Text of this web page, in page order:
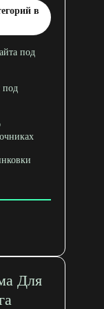
в
под
под
Для